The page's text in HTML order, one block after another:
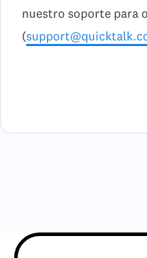
nuestro soporte para
(